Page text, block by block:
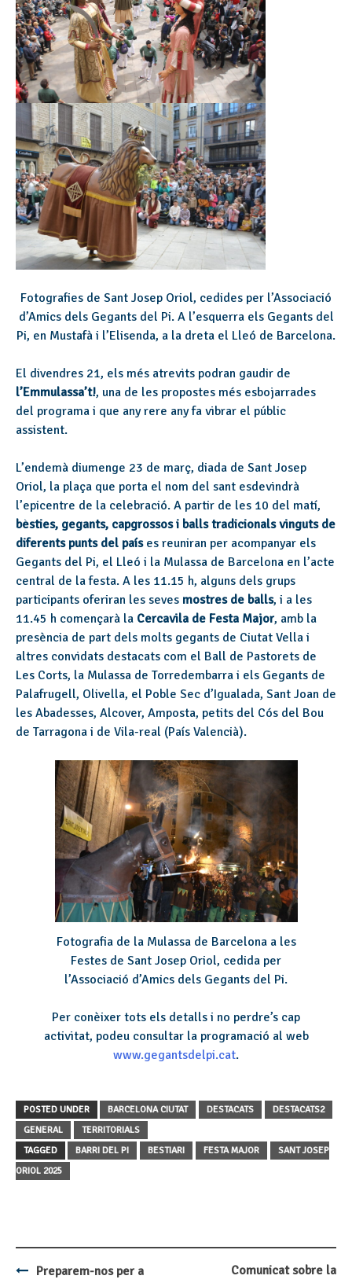
Fotografies de Sant Josep Oriol, cedides per l’Associació
d’Amics dels Gegants del Pi. A l’esquerra els Gegants del
Pi, en Mustafà i l’Elisenda, a la dreta el Lleó de Barcelona.
El divendres 21, els més atrevits podran gaudir de
l’Emmulassa’t!, una de les propostes més esbojarrades
del programa i que any rere any fa vibrar el públic
assistent.
L’endemà diumenge 23 de març, diada de Sant Josep
Oriol, la plaça que porta el nom del sant esdevindrà
l’epicentre de la celebració. A partir de les 10 del matí,
bèsties, gegants, capgrossos i balls tradicionals vinguts de
diferents punts del países reuniran per acompanyar els
Gegants del Pi, el Lleó i la Mulassa de Barcelona en l’acte
central de la festa. A les 11.15 h, alguns dels grups
participants oferiran les seves mostres de balls, i a les
11.45 h començarà la Cercavila de Festa Major, amb la
presència de part dels molts gegants de Ciutat Vella i
altres convidats destacats com el Ball de Pastorets de
Les Corts, la Mulassa de Torredembarra i els Gegants de
Palafrugell, Olivella, el Poble Sec d’Igualada, Sant Joan de
les Abadesses, Alcover, Amposta, petits del Cós del Bou
de Tarragona i de Vila-real (País Valencià).
Fotografia de la Mulassa de Barcelona a les
Festes de Sant Josep Oriol, cedida per
l’Associació d’Amics dels Gegants del Pi.
Per conèixer tots els detalls i no perdre’s cap
activitat, podeu consultar la programació al web
www.gegantsdelpi.cat.
POSTED UNDER BARCELONA CIUTAT DESTACATS
DESTACATS2
GENERAL
TERRITORIALS
TAGGED
BARRI DEL PI BESTIARI FESTA MAJOR
SANT JOSEP
ORIOL 2025
Preparem-nos per a
Comunicat sobre la